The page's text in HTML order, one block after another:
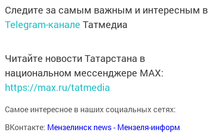
Следите за самым важным и интересным в
Telegram-канале Татмедиа
Читайте новости Татарстана в
национальном мессенджере MАХ:
https://max.ru/tatmedia
Самое интересное в наших социальных сетях:
ВКонтакте: Мензелинск news - Мензеля-информ